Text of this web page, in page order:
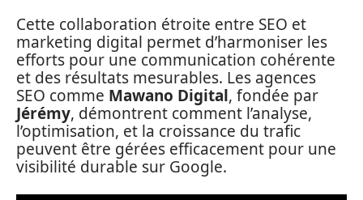
Cette collaboration étroite entre SEO et
marketing digital permet d’harmoniser les
efforts pour une communication cohérente
et des résultats mesurables. Les agences
SEO comme Mawano Digital, fondée par
Jérémy, démontrent comment l’analyse,
l’optimisation, et la croissance du trafic
peuvent être gérées efficacement pour une
visibilité durable sur Google.